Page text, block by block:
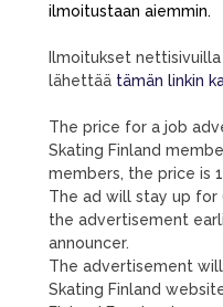
ilmoitustaan aiemmin.
Ilmoitukset
lähettää tämän linkin
The price for a job
Skating Finland
members, the price is
The ad will stay up for
the advertisement
announcer.
The advertisement
Skating Finland